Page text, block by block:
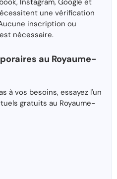
Instagram, Google et
une vérification
inscription ou
nécessaire.
au Royaume-
à vos besoins, essayez l'un
gratuits au Royaume-